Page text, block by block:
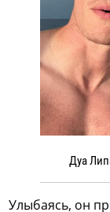
Дуа
Улыбаясь, он